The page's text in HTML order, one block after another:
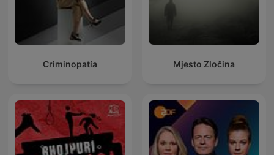
Criminopatía Mjesto Zločina